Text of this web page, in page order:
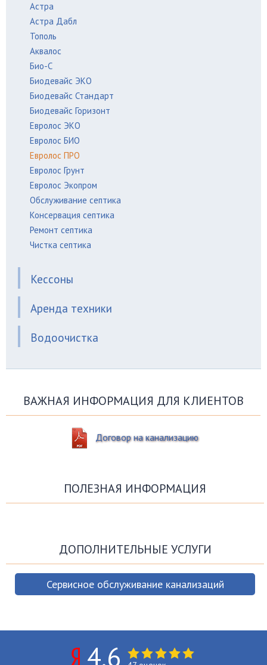
Астра
Астра Дабл
Тополь
Аквалос
Био-С
Биодевайс ЭКО
Биодевайс Стандарт
Биодевайс Горизонт
Евролос ЭКО
Евролос БИО
Евролос ПРО
Евролос Грунт
Евролос Экопром
Обслуживание септика
Консервация септика
Ремонт септика
Чистка септика
Кессоны
Аренда техники
Водоочистка
ВАЖНАЯ ИНФОРМАЦИЯ ДЛЯ КЛИЕНТОВ
Договор на канализацию
ПОЛЕЗНАЯ ИНФОРМАЦИЯ
ДОПОЛНИТЕЛЬНЫЕ УСЛУГИ
Сервисное обслуживание канализаций
4.6